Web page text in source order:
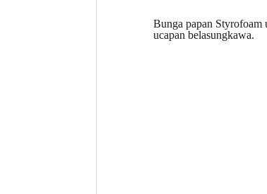
Bunga papan
ucapan belasungkawa.